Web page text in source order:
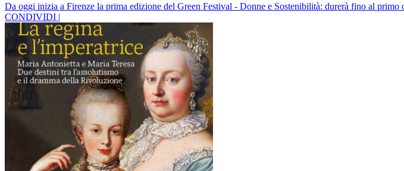
Da oggi inizia a Firenze la prima edizione del Green Festival - Donne e Sostenibilità: durerà fino al primo
CONDIVIDI |